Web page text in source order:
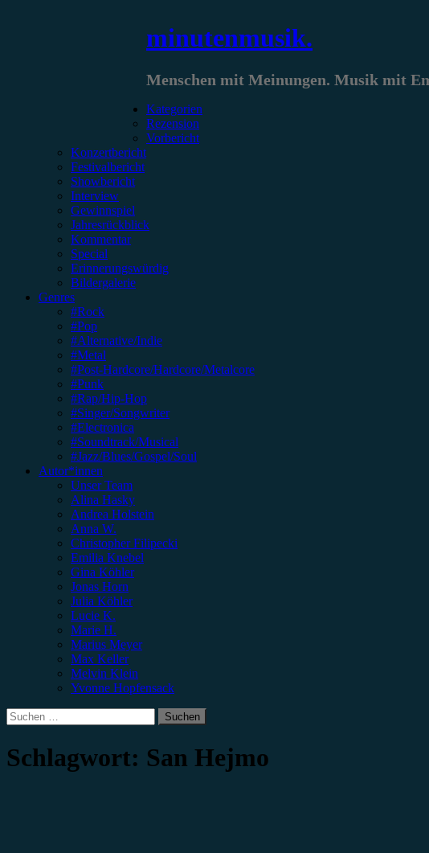
minutenmusik.
Menschen mit Meinungen. Musik mit
Kategorien
Rezension
Vorbericht
Konzertbericht
Festivalbericht
Showbericht
Interview
Gewinnspiel
Jahresrückblick
Kommentar
Special
Erinnerungswürdig
Bildergalerie
Genres
#Rock
#Pop
#Alternative/Indie
#Metal
#Post-Hardcore/Hardcore/Metalcore
#Punk
#Rap/Hip-Hop
#Singer/Songwriter
#Electronica
#Soundtrack/Musical
#Jazz/Blues/Gospel/Soul
Autor*innen
Unser Team
Alina Hasky
Andrea Holstein
Anna W.
Christopher Filipecki
Emilia Knebel
Gina Köhler
Jonas Horn
Julia Köhler
Lucie K.
Marie H.
Marius Meyer
Max Keller
Melvin Klein
Yvonne Hopfensack
Suchen
nach:
Schlagwort: San Hejmo